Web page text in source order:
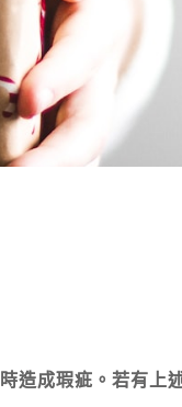
造成瑕疵。 若有上